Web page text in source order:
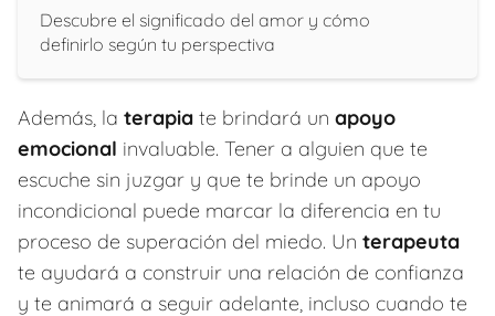
Descubre el significado del amor y cómo
definirlo según tu perspectiva
Además, la terapia te brindará un apoyo
emocional invaluable. Tener a alguien que te
escuche sin juzgar y que te brinde un apoyo
incondicional puede marcar la diferencia en tu
proceso de superación del miedo. Un terapeuta
te ayudará a construir una relación de confianza
y te animará a seguir adelante, incluso cuando te